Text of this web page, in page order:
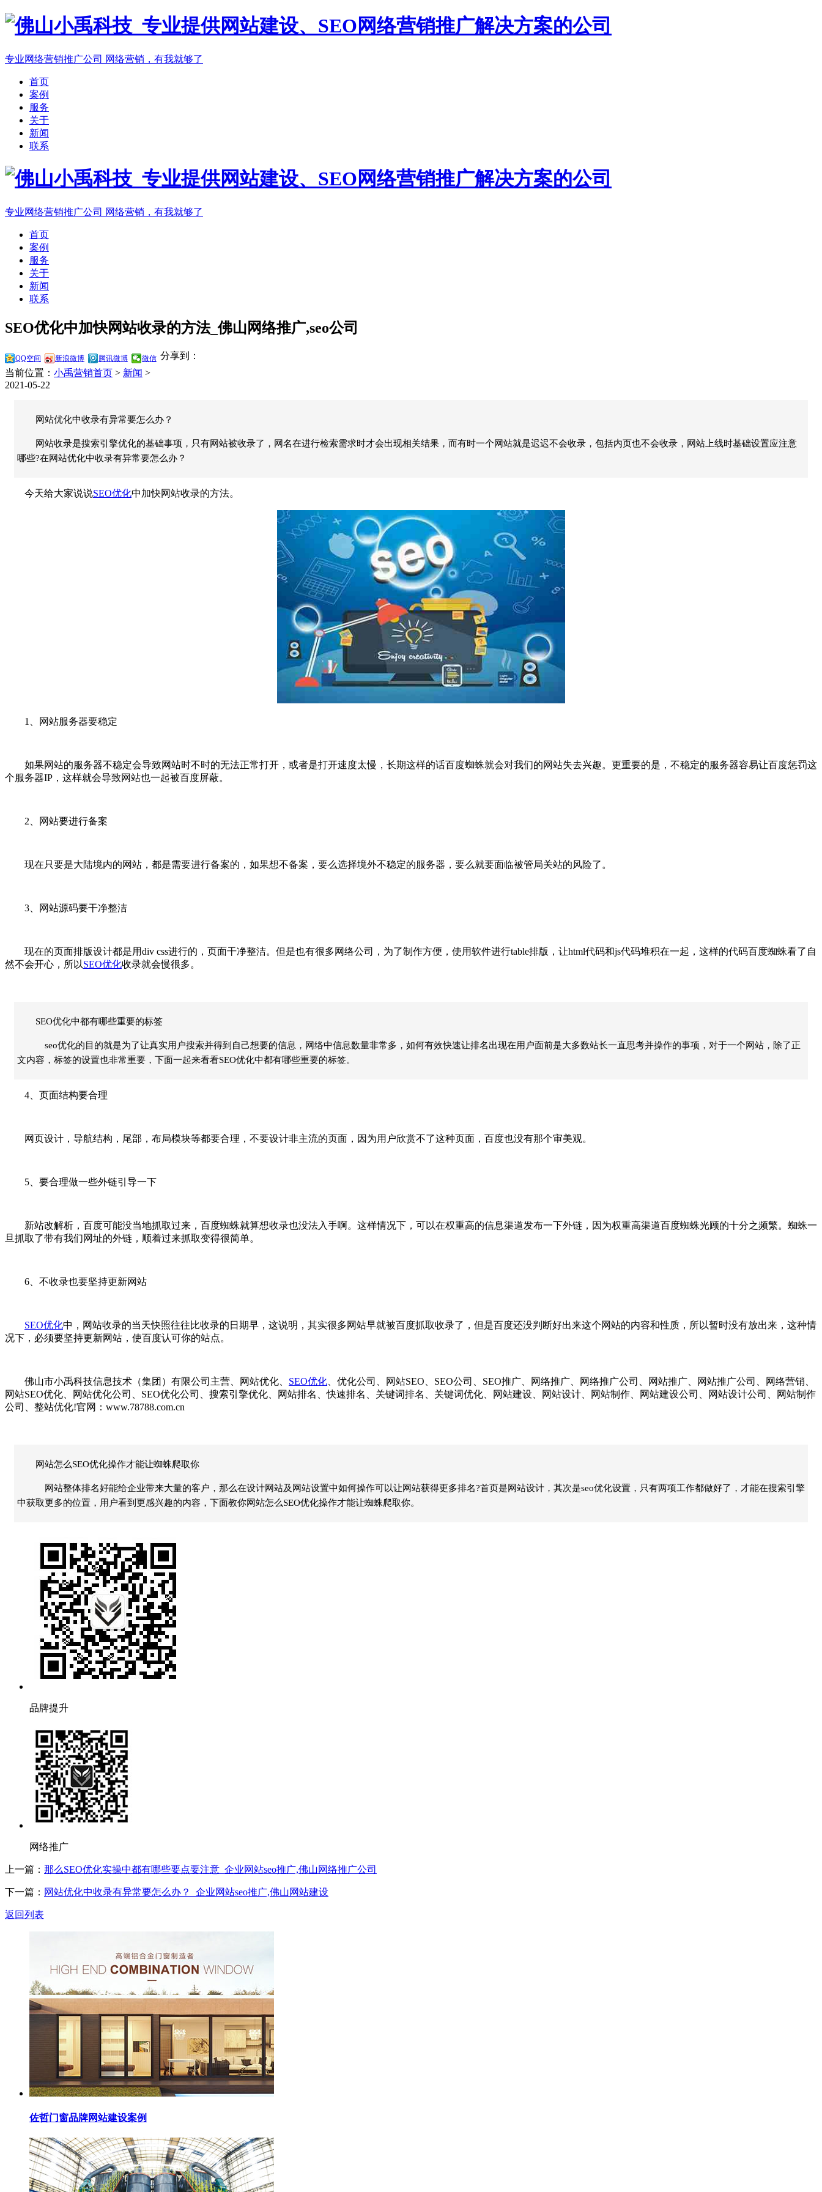
专业网络营销推广公司 网络营销，有我就够了
首页
案例
服务
关于
新闻
联系
专业网络营销推广公司 网络营销，有我就够了
首页
案例
服务
关于
新闻
联系
SEO优化中加快网站收录的方法_佛山网络推广,seo公司
分享到：
QQ空间 新浪微博 腾讯微博 微信
当前位置： 小禹营销首页 > 新闻 >
2021-05-22
网站优化中收录有异常要怎么办？
网站收录是搜索引擎优化的基础事项，只有网站被收录了，网名在进行检索需求时才会出现相关结果，而有时一个网站就是迟迟不会收录，包括内页也不会收录，网站上线时基础设置应注意
哪些?在网站优化中收录有异常要怎么办？
今天给大家说说SEO优化中加快网站收录的方法。
1、网站服务器要稳定
如果网站的服务器不稳定会导致网站时不时的无法正常打开，或者是打开速度太慢，长期这样的话百度蜘蛛就会对我们的网站失去兴趣。更重要的是，不稳定的服务器容易让百度惩罚这
个服务器IP，这样就会导致网站也一起被百度屏蔽。
2、网站要进行备案
现在只要是大陆境内的网站，都是需要进行备案的，如果想不备案，要么选择境外不稳定的服务器，要么就要面临被管局关站的风险了。
3、网站源码要干净整洁
现在的页面排版设计都是用div css进行的，页面干净整洁。但是也有很多网络公司，为了制作方便，使用软件进行table排版，让html代码和js代码堆积在一起，这样的代码百度蜘蛛看了自
然不会开心，所以SEO优化收录就会慢很多。
SEO优化中都有哪些重要的标签
seo优化的目的就是为了让真实用户搜索并得到自己想要的信息，网络中信息数量非常多，如何有效快速让排名出现在用户面前是大多数站长一直思考并操作的事项，对于一个网站，除了正
文内容，标签的设置也非常重要，下面一起来看看SEO优化中都有哪些重要的标签。
4、页面结构要合理
网页设计，导航结构，尾部，布局模块等都要合理，不要设计非主流的页面，因为用户欣赏不了这种页面，百度也没有那个审美观。
5、要合理做一些外链引导一下
新站改解析，百度可能没当地抓取过来，百度蜘蛛就算想收录也没法入手啊。这样情况下，可以在权重高的信息渠道发布一下外链，因为权重高渠道百度蜘蛛光顾的十分之频繁。蜘蛛一
旦抓取了带有我们网址的外链，顺着过来抓取变得很简单。
6、不收录也要坚持更新网站
SEO优化中，网站收录的当天快照往往比收录的日期早，这说明，其实很多网站早就被百度抓取收录了，但是百度还没判断好出来这个网站的内容和性质，所以暂时没有放出来，这种情
况下，必须要坚持更新网站，使百度认可你的站点。
佛山市小禹科技信息技术（集团）有限公司主营、网站优化、 SEO优化 、优化公司、网站SEO、SEO公司、SEO推广、网络推广、网络推广公司、网站推广、网站推广公司、网络营销、
网站SEO优化、网站优化公司、SEO优化公司、搜索引擎优化、网站排名、快速排名、关键词排名、关键词优化、网站建设、网站设计、网站制作、网站建设公司、网站设计公司、网站制作
公司、整站优化!官网：www.78788.com.cn
网站怎么SEO优化操作才能让蜘蛛爬取你
网站整体排名好能给企业带来大量的客户，那么在设计网站及网站设置中如何操作可以让网站获得更多排名?首页是网站设计，其次是seo优化设置，只有两项工作都做好了，才能在搜索引擎
中获取更多的位置，用户看到更感兴趣的内容，下面教你网站怎么SEO优化操作才能让蜘蛛爬取你。
品牌提升
网络推广
上一篇： 那么SEO优化实操中都有哪些要点要注意_企业网站seo推广,佛山网络推广公司
下一篇： 网站优化中收录有异常要怎么办？_企业网站seo推广,佛山网站建设
返回列表
佐哲门窗品牌网站建设案例